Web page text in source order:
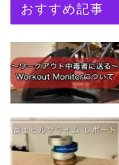
おすすめ記事